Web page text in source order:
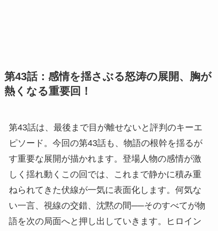
第43話：感情を揺さぶる怒涛の展開、胸が
熱くなる重要回！
第43話は、最後まで目が離せないと評判のキーエ
ピソード。今回の第43話も、物語の根幹を揺るが
す重要な展開が描かれます。登場人物の感情が激
しく揺れ動くこの回では、これまで静かに積み重
ねられてきた伏線が一気に表面化します。何気な
い一言、視線の交錯、沈黙の間──そのすべてが物
語を次の局面へと押し出していきます。ヒロイン